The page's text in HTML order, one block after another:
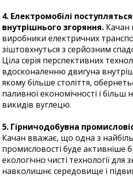
4. Електромобілі
внутрішнього згоряння. Качан
виробники електричних
зіштовхнуться з серйозним
Ціла серія перспективних
вдосконаленню двигуна
якому більше століття,
паливної економічності і більш
викидів вуглецю.
5. Гірничодобувна
Качан вважає, що одна з
промисловості буде активніше
екологічно чисті технології
навколишнє середовище і